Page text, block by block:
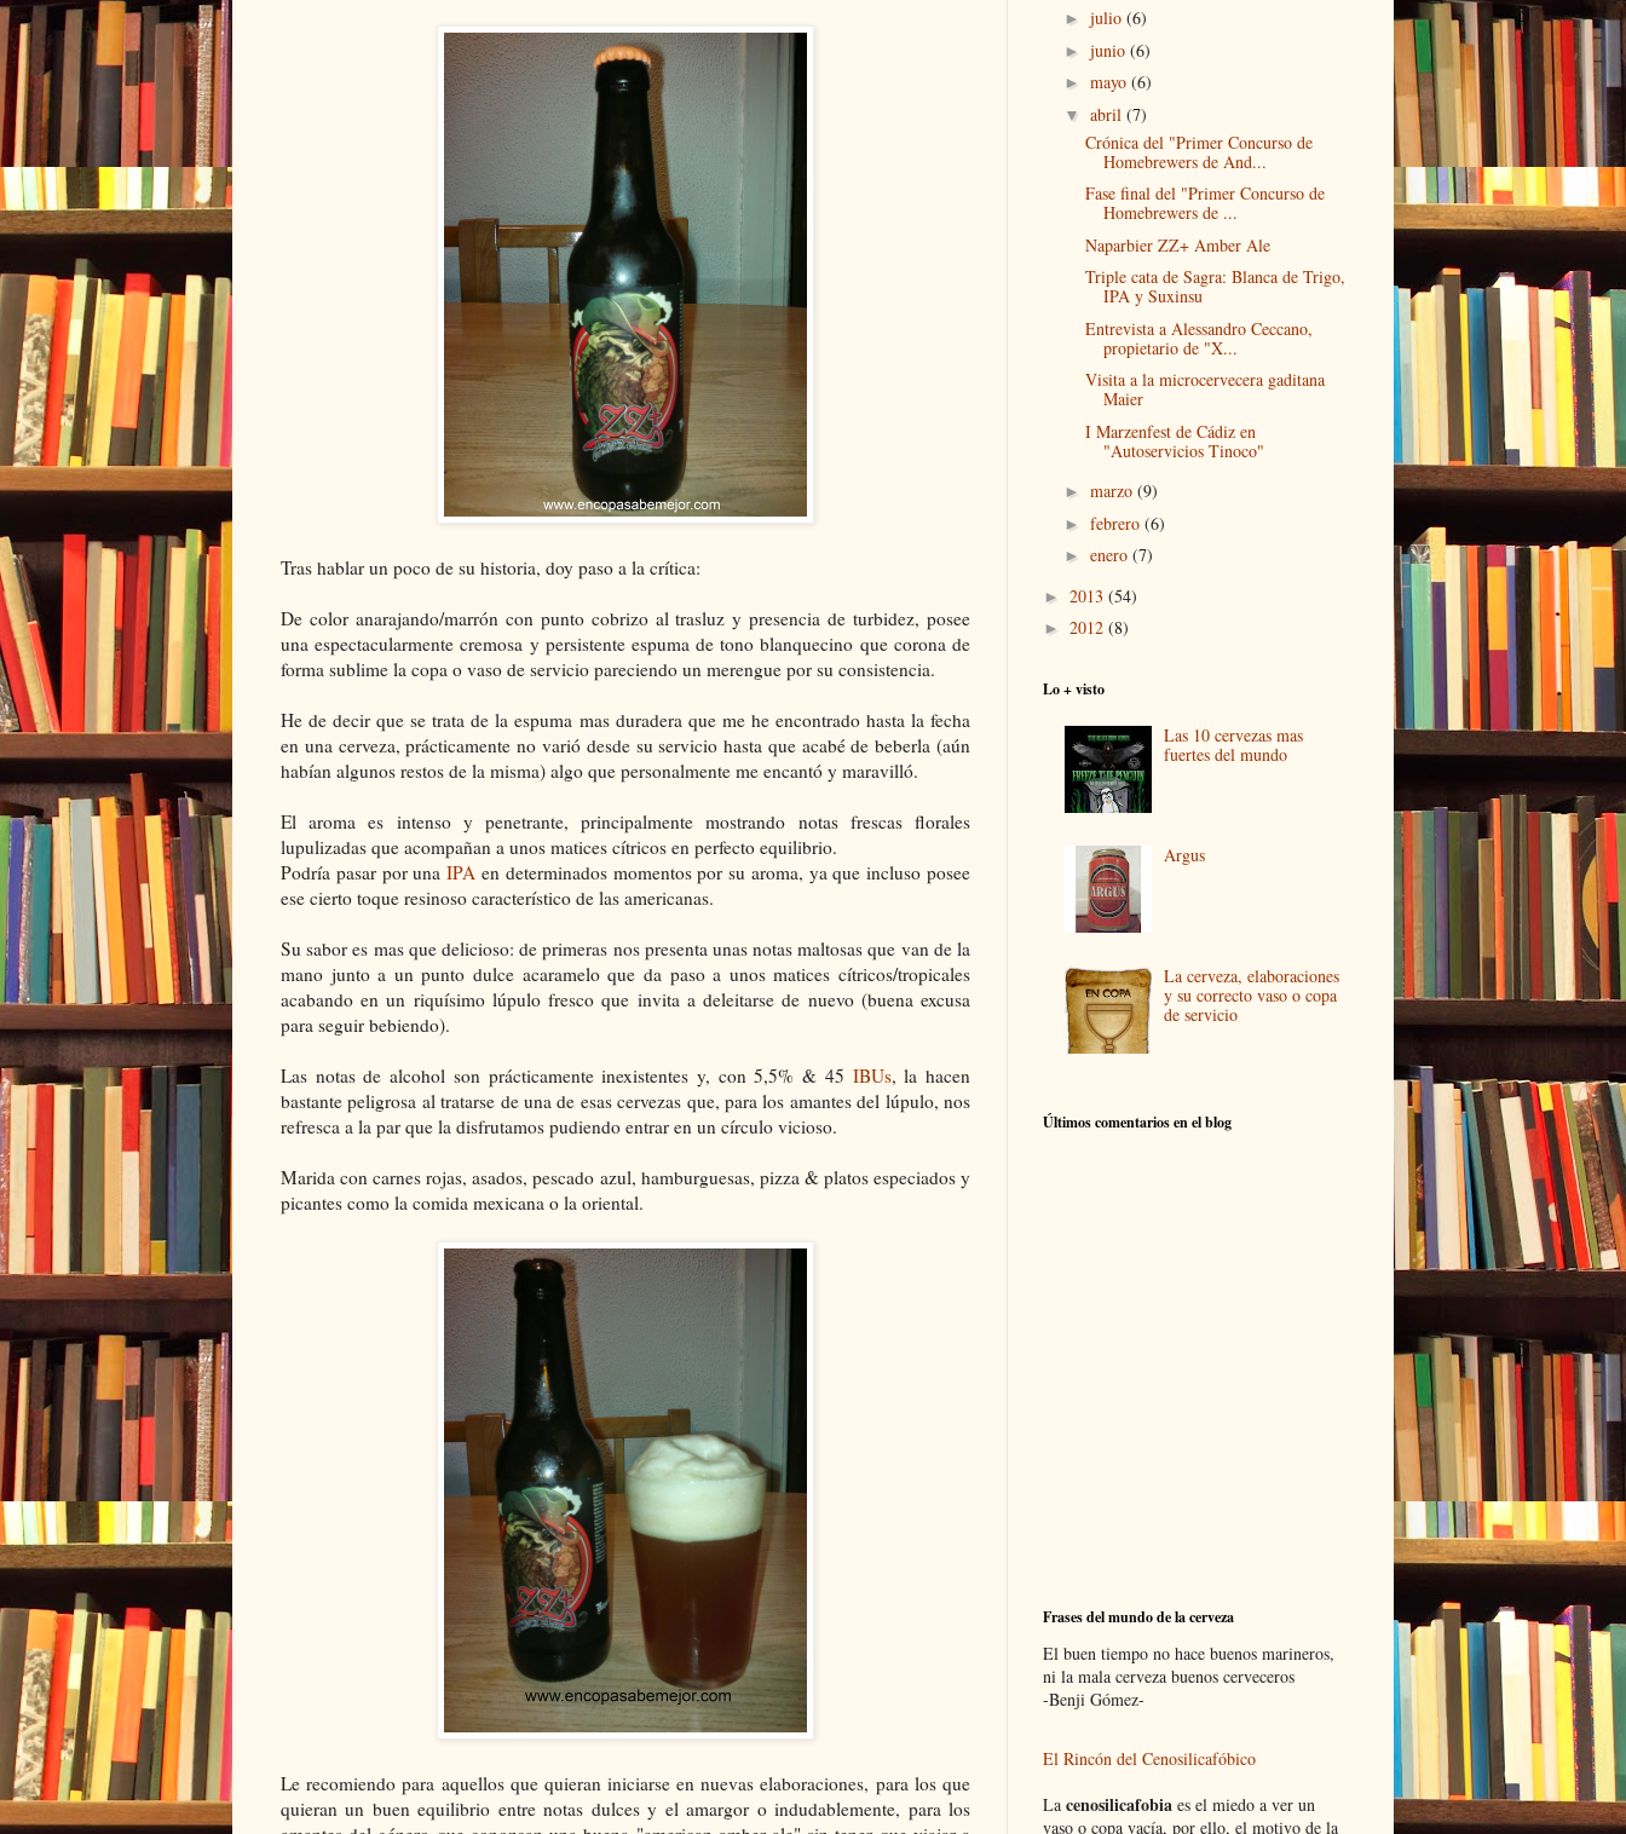
Tras hablar un poco de su historia, doy paso a la crítica:
De color anarajando/marrón con punto cobrizo al trasluz y presencia de turbidez, posee
una espectacularmente cremosa y persistente espuma de tono blanquecino que corona de
forma sublime la copa o vaso de servicio pareciendo un merengue por su consistencia.
He de decir que se trata de la espuma mas duradera que me he encontrado hasta la fecha
en una cerveza, prácticamente no varió desde su servicio hasta que acabé de beberla (aún
habían algunos restos de la misma) algo que personalmente me encantó y maravilló.
El aroma es intenso y penetrante, principalmente mostrando notas frescas florales
lupulizadas que acompañan a unos matices cítricos en perfecto equilibrio.
Podría pasar por unaIPA en determinados momentos por su aroma, ya que incluso posee
ese cierto toque resinoso característico de las americanas.
Su sabor es mas que delicioso: de primeras nos presenta unas notas maltosas que van de la
mano junto a un punto dulce acaramelo que da paso a unos matices cítricos/tropicales
acabando en un riquísimo lúpulo fresco que invita a deleitarse de nuevo (buena excusa
para seguir bebiendo).
Las notas de alcohol son prácticamente inexistentes y, con 5,5% & 45 IBUs, la hacen
bastante peligrosa al tratarse de una de esas cervezas que, para los amantes del lúpulo, nos
refresca a la par que la disfrutamos pudiendo entrar en un círculo vicioso.
Marida con carnes rojas, asados, pescado azul, hamburguesas, pizza & platos especiados y
picantes como la comida mexicana o la oriental.
Le recomiendo para aquellos que quieran iniciarse en nuevas elaboraciones, para los que
quieran un buen equilibrio entre notas dulces y el amargor o indudablemente, para los
► julio (6)
► junio (6)
► mayo (6)
▼ abril (7)
Crónica del "Primer Concurso de
Homebrewers de And...
Fase final del "Primer Concurso de
Homebrewers de ...
Naparbier ZZ+ Amber Ale
Triple cata de Sagra: Blanca de Trigo,
IPA y Suxinsu
Entrevista a Alessandro Ceccano,
propietario de "X...
Visita a la microcervecera gaditana
Maier
I Marzenfest de Cádiz en
"Autoservicios Tinoco"
► marzo (9)
► febrero (6)
► enero (7)
► 2013 (54)
► 2012 (8)
Lo + visto
Las 10 cervezas mas
fuertes del mundo
Argus
La cerveza, elaboraciones
y su correcto vaso o copa
de servicio
Últimos comentarios en el blog
Frases del mundo de la cerveza
El buen tiempo no hace buenos marineros,
ni la mala cerveza buenos cerveceros
-Benji Gómez-
El Rincón del Cenosilicafóbico
La cenosilicafobia es el miedo a ver un
vaso o copa vacía, por ello, el motivo de la